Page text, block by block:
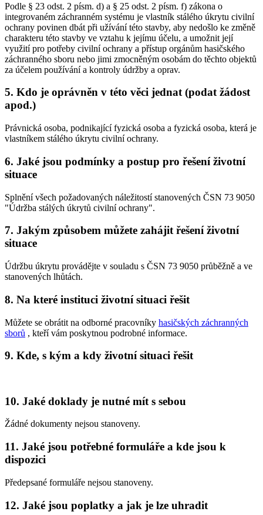
Podle § 23 odst. 2 písm. d) a § 25 odst. 2 písm. f) zákona o
integrovaném záchranném systému je vlastník stálého úkrytu civilní
ochrany povinen dbát při užívání této stavby, aby nedošlo ke změně
charakteru této stavby ve vztahu k jejímu účelu, a umožnit její
využití pro potřeby civilní ochrany a přístup orgánům hasičského
záchranného sboru nebo jimi zmocněným osobám do těchto objektů
za účelem používání a kontroly údržby a oprav.
5. Kdo je oprávněn v této věci jednat (podat žádost
apod.)
Právnická osoba, podnikající fyzická osoba a fyzická osoba, která je
vlastníkem stálého úkrytu civilní ochrany.
6. Jaké jsou podmínky a postup pro řešení životní
situace
Splnění všech požadovaných náležitostí stanovených ČSN 73 9050
"Údržba stálých úkrytů civilní ochrany".
7. Jakým způsobem můžete zahájit řešení životní
situace
Údržbu úkrytu provádějte v souladu s ČSN 73 9050 průběžně a ve
stanovených lhůtách.
8. Na které instituci životní situaci řešit
Můžete se obrátit na odborné pracovníky hasičských záchranných
sborů , kteří vám poskytnou podrobné informace.
9. Kde, s kým a kdy životní situaci řešit
10. Jaké doklady je nutné mít s sebou
Žádné dokumenty nejsou stanoveny.
11. Jaké jsou potřebné formuláře a kde jsou k
dispozici
Předepsané formuláře nejsou stanoveny.
12. Jaké jsou poplatky a jak je lze uhradit